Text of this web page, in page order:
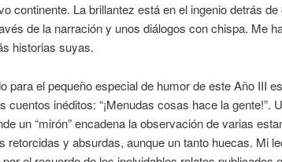
continente. La brillantez está en el ingenio detrás
de la narración y unos diálogos con chispa. Me
historias suyas.
para el pequeño especial de humor de este Año III
cuentos inéditos: “¡Menudas cosas hace la gente!”.
un “mirón” encadena la observación de varias
retorcidas y absurdas, aunque un tanto huecas. Mi